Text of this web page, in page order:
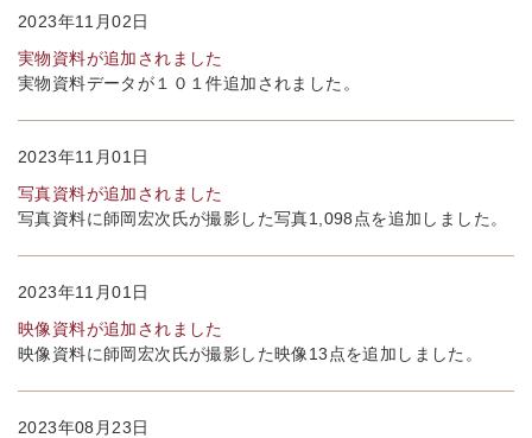
2023年11月02日
実物資料が追加されました
実物資料データが１０１件追加されました。
2023年11月01日
写真資料が追加されました
写真資料に師岡宏次氏が撮影した写真1,098点を追加しました。
2023年11月01日
映像資料が追加されました
映像資料に師岡宏次氏が撮影した映像13点を追加しました。
2023年08月23日